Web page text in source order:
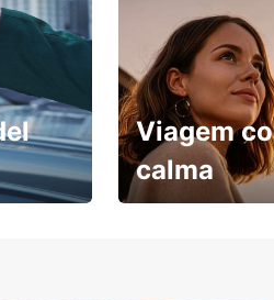
Viagem
calma